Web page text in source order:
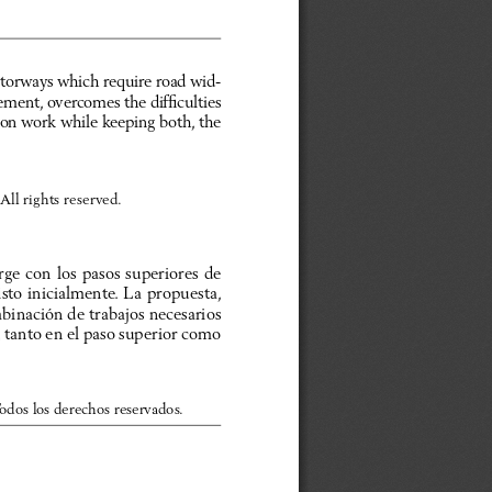
which require road wid-
overcomes the difficulties
work while keeping both, the
All rights reserved.
con los pasos superiores de
inicialmente. La propuesta,
de trabajos necesarios
en el paso superior como
los derechos reservados.